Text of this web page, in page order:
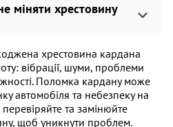
міняти хрестовину
хрестовина кардана
вібрації, шуми, проблеми
Поломка кардану може
автомобіля та небезпеку на
та замінюйте
щоб уникнути проблем.